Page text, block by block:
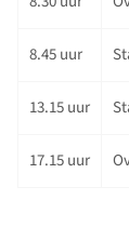
8.45 uur
13.15 uur
17.15 uur